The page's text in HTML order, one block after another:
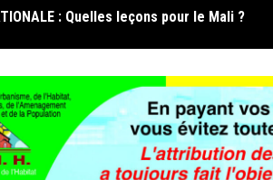
: Quelles leçons pour le Mali ?
d’administration de l’UAT